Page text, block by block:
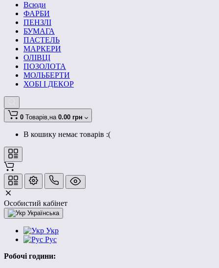
Всюди
ФАРБИ
ПЕНЗЛІ
БУМАГА
ПАСТЕЛЬ
МАРКЕРИ
ОЛІВЦІ
ПОЗОЛОТА
МОЛЬБЕРТИ
ХОБІ І ДЕКОР
0 Товарів,на 0.00 грн
В кошику немає товарів :(
Особистий кабінет
Українська
Укр
Рус
Робочі години: